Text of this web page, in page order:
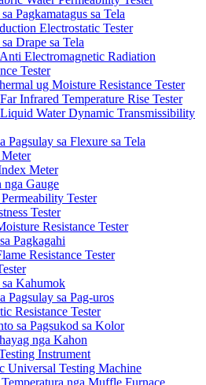
Pagkamatagus sa Tela
Electrostatic Tester
Drape sa Tela
Electromagnetic Radiation
Tester
ug Moisture Resistance Tester
Infrared Temperature Rise Tester
Water Dynamic Transmissibility
Pagsulay sa Flexure sa Tela
Meter
nga Gauge
Tester
Tester
Resistance Tester
Pagkagahi
Resistance Tester
sa Kahumok
Pagsulay sa Pag-uros
Resistance Tester
sa Pagsukod sa Kolor
nga Kahon
Instrument
Universal Testing Machine
Temperatura nga Muffle Furnace